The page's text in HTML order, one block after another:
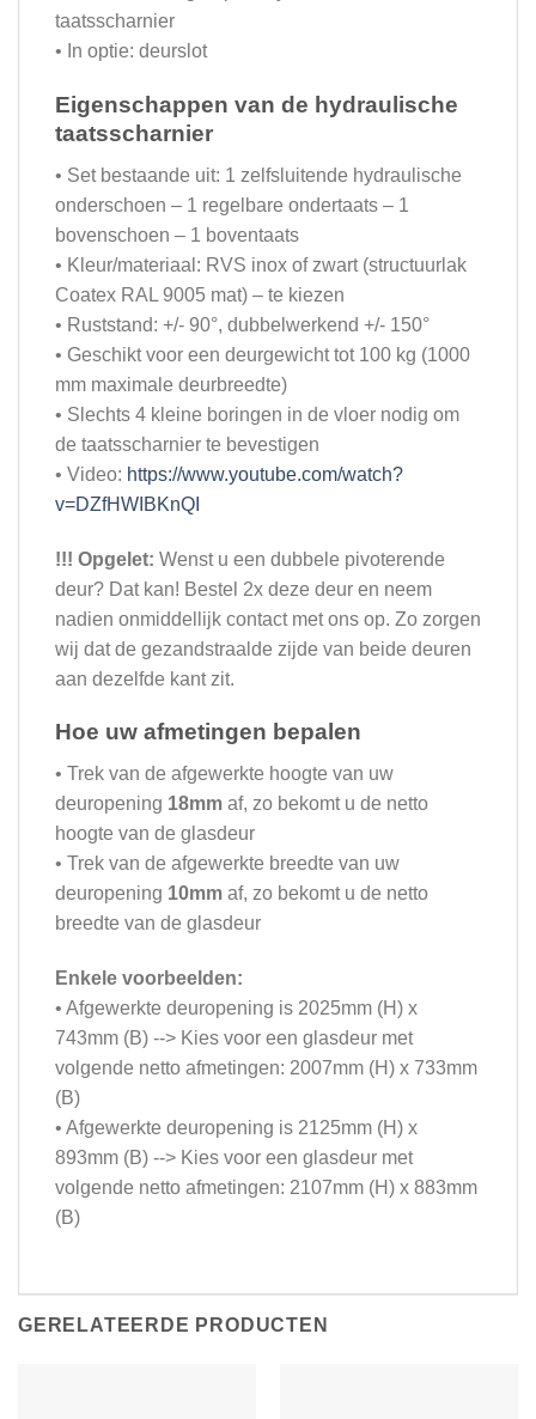
taatsscharnier
• In optie: deurslot
Eigenschappen van de hydraulische
taatsscharnier
• Set bestaande uit: 1 zelfsluitende hydraulische
onderschoen – 1 regelbare ondertaats – 1
bovenschoen – 1 boventaats
• Kleur/materiaal: RVS inox of zwart (structuurlak
Coatex RAL 9005 mat) – te kiezen
• Ruststand: +/- 90°, dubbelwerkend +/- 150°
• Geschikt voor een deurgewicht tot 100 kg (1000
mm maximale deurbreedte)
• Slechts 4 kleine boringen in de vloer nodig om
de taatsscharnier te bevestigen
• Video: https://www.youtube.com/watch?
v=DZfHWIBKnQI
!!! Opgelet: Wenst u een dubbele pivoterende
deur? Dat kan! Bestel 2x deze deur en neem
nadien onmiddellijk contact met ons op. Zo zorgen
wij dat de gezandstraalde zijde van beide deuren
aan dezelfde kant zit.
Hoe uw afmetingen bepalen
• Trek van de afgewerkte hoogte van uw
deuropening 18mm af, zo bekomt u de netto
hoogte van de glasdeur
• Trek van de afgewerkte breedte van uw
deuropening 10mm af, zo bekomt u de netto
breedte van de glasdeur
Enkele voorbeelden:
• Afgewerkte deuropening is 2025mm (H) x
743mm (B) --> Kies voor een glasdeur met
volgende netto afmetingen: 2007mm (H) x 733mm
(B)
• Afgewerkte deuropening is 2125mm (H) x
893mm (B) --> Kies voor een glasdeur met
volgende netto afmetingen: 2107mm (H) x 883mm
(B)
GERELATEERDE PRODUCTEN